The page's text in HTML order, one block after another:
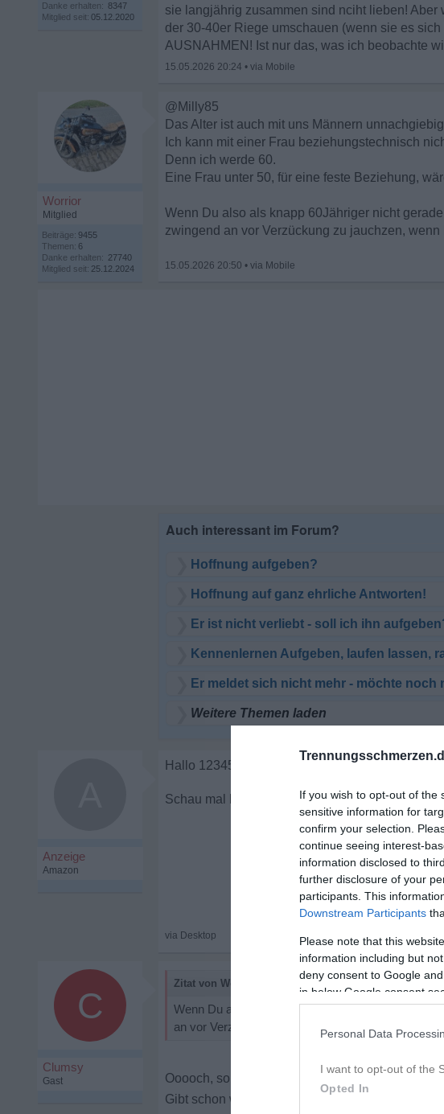
If you wish to opt-out of the
sensitive information for
confirm your selection.
continue seeing interest-
information disclosed to
further disclosure of your
participants. This
Downstream Participants
Please note that this
information including but
deny consent to Google
in below Google consent
Personal Data
I want to opt-out of the
Opted In
Danke erhalten: 8347
Mitglied seit: 05.12.2020
sie langjährig zusammen sind nciht lieben!
der 30-40er Riege umschauen (wenn sie es
AUSNAHMEN! Ist nur das, was ich beobachte
15.05.2026 20:24 •
Worrior
Mitglied
Beiträge: 9455
Themen: 6
Danke erhalten: 27740
Mitglied seit: 25.12.2024
@Milly85
Das Alter ist auch mit uns Männern
Ich kann mit einer Frau beziehungstechnisch
Denn ich werde 60.
Eine Frau unter 50, für eine feste Beziehung,
Wenn Du also als knapp 60Jähriger nicht
zwingend an vor Verzückung zu jauchzen,
15.05.2026 20:50 •
Hoffnung aufgeben?
Hoffnung auf ganz ehrliche Antworten!
Er ist nicht verliebt - soll ich ihn
Kennenlernen Aufgeben, laufen lassen,
Er meldet sich nicht mehr - möchte noch
Weitere Themen laden
Hoffnung auf eine
C
Clumsy
Gast
Zitat von Worrior:
Wenn Du also als knapp 60Jähriger nicht gerade
an vor Verzückung zu jauchzen, wenn Du auf dem
Ooooch, so würd ich als U50-Jährige das jetzt
Gibt schon welche unter uns, die von